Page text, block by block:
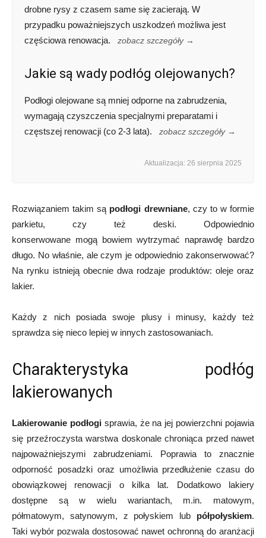
drobne rysy z czasem same się zacierają. W
przypadku poważniejszych uszkodzeń możliwa jest
częściowa renowacja.
zobacz szczegóły →
Jakie są wady podłóg olejowanych?
Podłogi olejowane są mniej odporne na zabrudzenia,
wymagają czyszczenia specjalnymi preparatami i
częstszej renowacji (co 2-3 lata).
zobacz szczegóły →
Aktualizacja: 26 sierpnia 2025
Rozwiązaniem takim są podłogi drewniane, czy to w formie
parkietu, czy też deski. Odpowiednio
konserwowane mogą bowiem wytrzymać naprawdę bardzo
długo. No właśnie, ale czym je odpowiednio zakonserwować?
Na rynku istnieją obecnie dwa rodzaje produktów: oleje oraz
lakier.
Każdy z nich posiada swoje plusy i minusy, każdy też
sprawdza się nieco lepiej w innych zastosowaniach.
Charakterystyka podłóg
lakierowanych
Lakierowanie podłogisprawia, że na jej powierzchni pojawia
się przeźroczysta warstwa doskonale chroniąca przed nawet
najpoważniejszymi zabrudzeniami. Poprawia to znacznie
odporność posadzki oraz umożliwia przedłużenie czasu do
obowiązkowej renowacji o kilka lat. Dodatkowo lakiery
dostępne są w wielu wariantach, m.in. matowym,
półmatowym, satynowym, z połyskiem lub półpołyskiem.
Taki wybór pozwala dostosować nawet ochronną do aranżacji